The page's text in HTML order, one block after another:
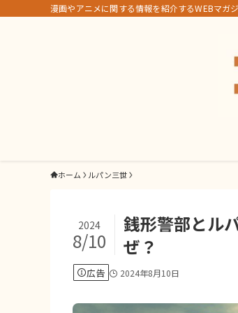
漫画やアニメに関する情報を紹介するWEBマガ
ホーム ルパン三世
銭形警部とル
ぜ？
2024
8/10
広告 2024年8月10日